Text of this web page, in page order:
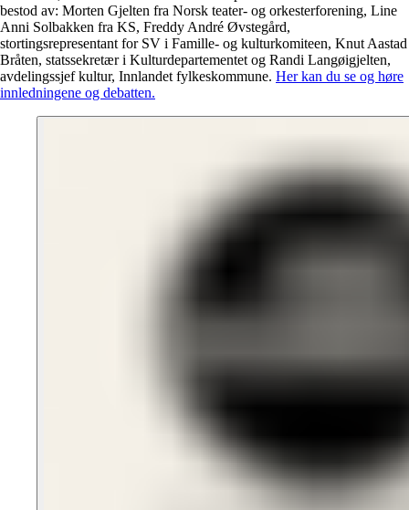
bestod av: Morten Gjelten fra Norsk teater- og orkesterforening, Line
Anni Solbakken fra KS, Freddy André Øvstegård,
stortingsrepresentant for SV i Famille- og kulturkomiteen, Knut Aastad
Bråten, statssekretær i Kulturdepartementet og Randi Langøigjelten,
avdelingssjef kultur, Innlandet fylkeskommune. Her kan du se og høre
innledningene og debatten.